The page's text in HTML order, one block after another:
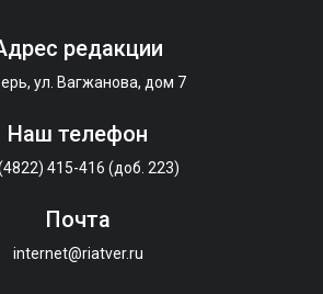
редакции
ул. Вагжанова, дом 7
Наш телефон
415-416 (доб. 223)
Почта
internet@riatver.ru